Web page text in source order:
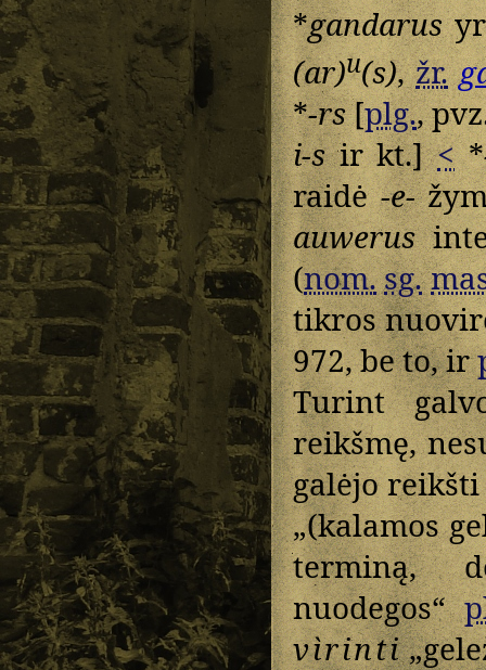
*gandarus
(ar)u(s),žr.
*-rs[plg.,
i-sir kt.]<*
raidė-e-
auwerus
(nom.sg.
tikros
972, be to, ir
Turint
reikšmę,
galėjo
„(kalamos
terminą,
nuodegos“
vìrinti